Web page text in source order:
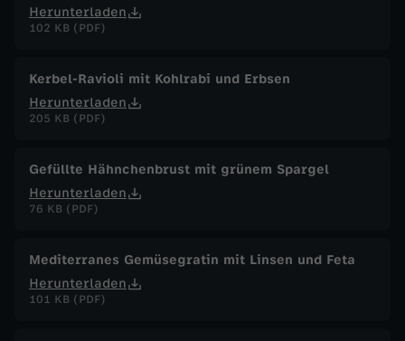
Herunterladen
102 KB (PDF)
Kerbel-Ravioli mit Kohlrabi und Erbsen
Herunterladen
205 KB (PDF)
Gefüllte Hähnchenbrust mit grünem Spargel
Herunterladen
76 KB (PDF)
Mediterranes Gemüsegratin mit Linsen und Feta
Herunterladen
101 KB (PDF)